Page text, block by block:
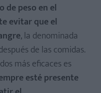
de peso en el
evitar que el
, la denominada
de las comidas.
más eficaces es
esté presente